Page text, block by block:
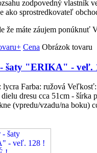
zodpovedný vlastník
ako sprostredkovateľ
že máte záujem ponúknuť
Cena Obrázok tovaru
šaty "ERIKA" - veľ.
lycra Farba: ružová Veľkosť:
dielu dresu cca 51cm - šírka
(vpredu/vzadu/na boku)